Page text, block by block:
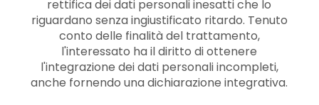
rettifica dei dati personali inesatti che lo
riguardano senza ingiustificato ritardo. Tenuto
conto delle finalità del trattamento,
l'interessato ha il diritto di ottenere
l'integrazione dei dati personali incompleti,
anche fornendo una dichiarazione integrativa.